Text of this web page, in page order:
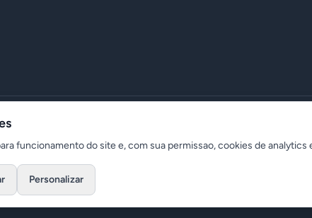
funcionamento do site e, com sua permissao, cookies de analytics
Personalizar